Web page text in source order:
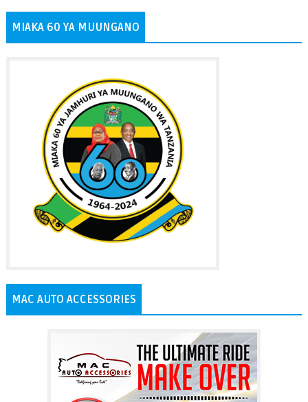
MIAKA 60 YA MUUNGANO
MAC AUTO ACCESSORIES